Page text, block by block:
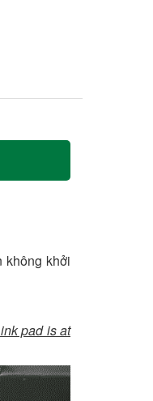
không khởi
pad is at